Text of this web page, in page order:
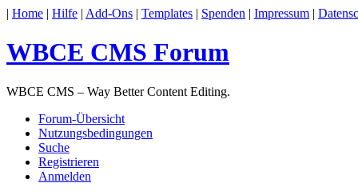
| Home | Hilfe | Add-Ons | Templates | Spenden | Impressum |
WBCE CMS Forum
WBCE CMS – Way Better Content Editing.
Forum-Übersicht
Nutzungsbedingungen
Suche
Registrieren
Anmelden